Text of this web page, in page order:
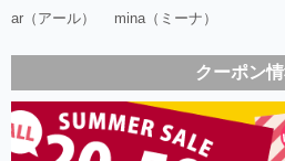
ar（アール）
mina（ミーナ）
クーポン